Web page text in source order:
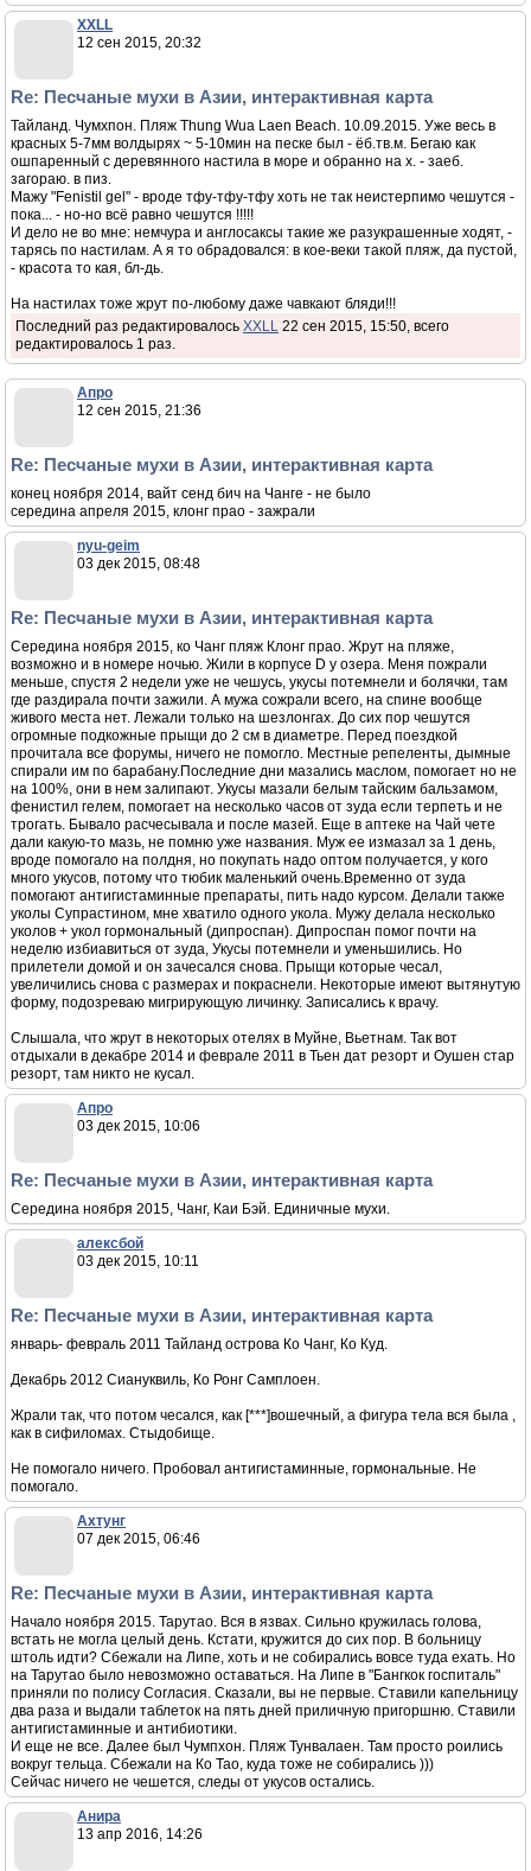
XXLL
12 сен 2015, 20:32
Re: Песчаные мухи в Азии, интерактивная карта
Тайланд. Чумхпон. Пляж Thung Wua Laen Beach. 10.09.2015. Уже весь в
красных 5-7мм волдырях ~ 5-10мин на песке был - ёб.тв.м. Бегаю как
ошпаренный с деревянного настила в море и обранно на х. - заеб.
загораю. в пиз.
Мажу "Fenistil gel" - вроде тфу-тфу-тфу хоть не так неистерпимо чешутся -
пока... - но-но всё равно чешутся !!!!!
И дело не во мне: немчура и англосаксы такие же разукрашенные ходят, -
тарясь по настилам. А я то обрадовался: в кое-веки такой пляж, да пустой,
- красота то кая, бл-дь.
На настилах тоже жрут по-любому даже чавкают бляди!!!
Последний раз редактировалось XXLL 22 сен 2015, 15:50, всего
редактировалось 1 раз.
Апро
12 сен 2015, 21:36
Re: Песчаные мухи в Азии, интерактивная карта
конец ноября 2014, вайт сенд бич на Чанге - не было
середина апреля 2015, клонг прао - зажрали
nyu-geim
03 дек 2015, 08:48
Re: Песчаные мухи в Азии, интерактивная карта
Середина ноября 2015, ко Чанг пляж Клонг прао. Жрут на пляже,
возможно и в номере ночью. Жили в корпусе D у озера. Меня пожрали
меньше, спустя 2 недели уже не чешусь, укусы потемнели и болячки, там
где раздирала почти зажили. А мужа сожрали всего, на спине вообще
живого места нет. Лежали только на шезлонгах. До сих пор чешутся
огромные подкожные прыщи до 2 см в диаметре. Перед поездкой
прочитала все форумы, ничего не помогло. Местные репеленты, дымные
спирали им по барабану.Последние дни мазались маслом, помогает но не
на 100%, они в нем залипают. Укусы мазали белым тайским бальзамом,
фенистил гелем, помогает на несколько часов от зуда если терпеть и не
трогать. Бывало расчесывала и после мазей. Еще в аптеке на Чай чете
дали какую-то мазь, не помню уже названия. Муж ее измазал за 1 день,
вроде помогало на полдня, но покупать надо оптом получается, у кого
много укусов, потому что тюбик маленький очень.Временно от зуда
помогают антигистаминные препараты, пить надо курсом. Делали также
уколы Супрастином, мне хватило одного укола. Мужу делала несколько
уколов + укол гормональный (дипроспан). Дипроспан помог почти на
неделю избиавиться от зуда, Укусы потемнели и уменьшились. Но
прилетели домой и он зачесался снова. Прыщи которые чесал,
увеличились снова с размерах и покраснели. Некоторые имеют вытянутую
форму, подозреваю мигрирующую личинку. Записались к врачу.
Слышала, что жрут в некоторых отелях в Муйне, Вьетнам. Так вот
отдыхали в декабре 2014 и феврале 2011 в Тьен дат резорт и Оушен стар
резорт, там никто не кусал.
Апро
03 дек 2015, 10:06
Re: Песчаные мухи в Азии, интерактивная карта
Середина ноября 2015, Чанг, Каи Бэй. Единичные мухи.
алексбой
03 дек 2015, 10:11
Re: Песчаные мухи в Азии, интерактивная карта
январь- февраль 2011 Тайланд острова Ко Чанг, Ко Куд.
Декабрь 2012 Сиануквиль, Ко Ронг Самплоен.
Жрали так, что потом чесался, как [***]вошечный, а фигура тела вся была ,
как в сифиломах. Стыдобище.
Не помогало ничего. Пробовал антигистаминные, гормональные. Не
помогало.
Ахтунг
07 дек 2015, 06:46
Re: Песчаные мухи в Азии, интерактивная карта
Начало ноября 2015. Тарутао. Вся в язвах. Сильно кружилась голова,
встать не могла целый день. Кстати, кружится до сих пор. В больницу
штоль идти? Сбежали на Липе, хоть и не собирались вовсе туда ехать. Но
на Тарутао было невозможно оставаться. На Липе в "Бангкок госпиталь"
приняли по полису Согласия. Сказали, вы не первые. Ставили капельницу
два раза и выдали таблеток на пять дней приличную пригоршню. Ставили
антигистаминные и антибиотики.
И еще не все. Далее был Чумпхон. Пляж Тунвалаен. Там просто роились
вокруг тельца. Сбежали на Ко Тао, куда тоже не собирались )))
Сейчас ничего не чешется, следы от укусов остались.
Анира
13 апр 2016, 14:26